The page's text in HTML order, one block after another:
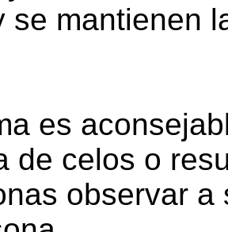
se mantienen
es
de celos o
observar